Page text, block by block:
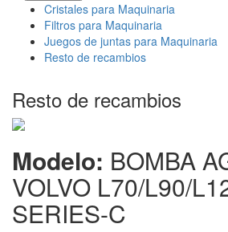
Cristales para Maquinaria
Filtros para Maquinaria
Juegos de juntas para Maquinaria
Resto de recambios
Resto de recambios
Modelo: BOMBA
VOLVO L70/L90/
SERIES-C